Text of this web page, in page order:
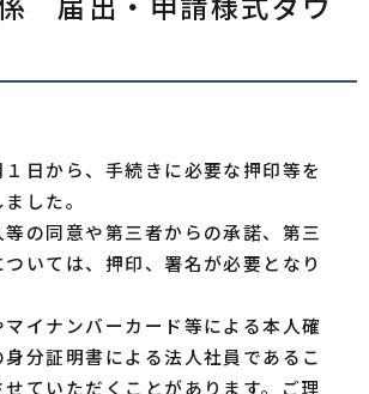
１日から、手続きに必要な押印等を
した。
等の同意や第三者からの承諾、第三
いては、押印、署名が必要となり
マイナンバーカード等による本人確
分証明書による法人社員であるこ
せていただくことがあります。ご理